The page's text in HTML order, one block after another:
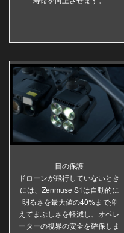
目の保護
ドローンが飛行していないとき
には、Zenmuse S1は自動的に
明るさを最大値の40%まで抑
えてまぶしさを軽減し、オペレ
ーターの視界の安全を確保しま